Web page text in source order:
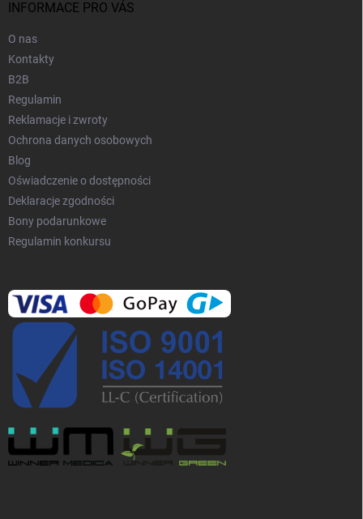
INFORMACE PRO VÁS
O nas
Kontakty
B2B
Regulamin
Reklamacje i zwroty
Ochrona danych osobowych
Blog
Oświadczenie o dostępności
Deklaracje zgodności
Bony podarunkowe
Regulamin konkursu